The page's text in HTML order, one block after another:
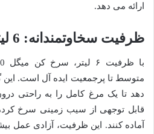
ارائه می دهد.
ظرفیت سخاوتمندانه: 6 لیتر برای خانواده
متوسط تا پرجمعیت ایده آل است. این
دهد تا یک مرغ کامل را به راحتی
قابل توجهی از سیب زمینی سرخ
آماده کنند. این ظرفیت، آزادی عمل